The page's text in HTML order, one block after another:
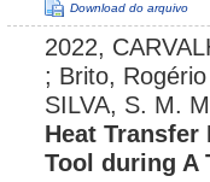
Download do arquivo
2022,
; Brito,
SILVA, S. M.
Heat
Tool during A